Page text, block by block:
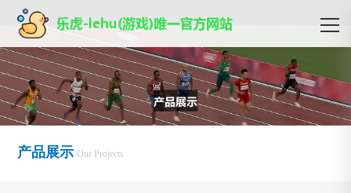
产品展示 Our Projects